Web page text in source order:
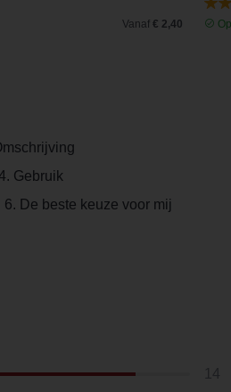
Vanaf € 2,40
Gebruik
6. De beste keuze voor mij